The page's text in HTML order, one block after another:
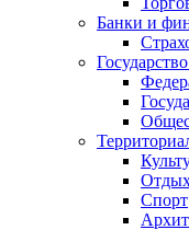
Банки и
Спорт